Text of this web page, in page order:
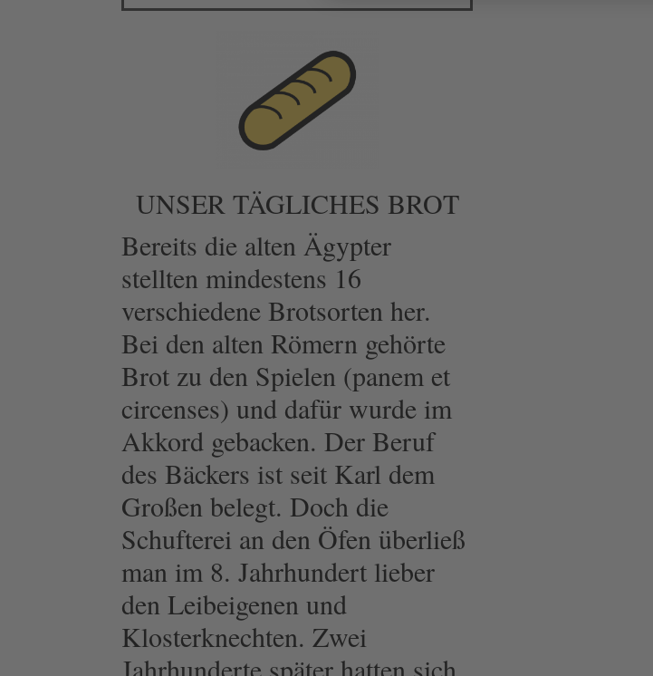
UNSER TÄGLICHES BROT
Bereits die alten Ägypter
stellten mindestens 16
verschiedene Brotsorten her.
Bei den alten Römern gehörte
Brot zu den Spielen (panem et
circenses) und dafür wurde im
Akkord gebacken. Der Beruf
des Bäckers ist seit Karl dem
Großen belegt. Doch die
Schufterei an den Öfen überließ
man im 8. Jahrhundert lieber
denLeibeigenen und
Klosterknechten. Zwei